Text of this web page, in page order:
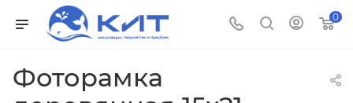
0
Фоторамка